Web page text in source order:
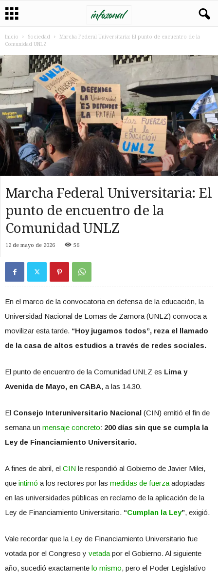
Inicio Sociedad
Marcha Federal Universitaria: El punto de encuentro de la
Comunidad UNLZ
Marcha Federal Universitaria: El
punto de encuentro de la
Comunidad UNLZ
12 de mayo de 2026 56
En el marco de la convocatoria en defensa de la educación, la
Universidad Nacional de Lomas de Zamora (UNLZ) convoca a
movilizar esta tarde. “Hoy jugamos todos”, reza el llamado
de la casa de altos estudios a través de redes sociales.
El punto de encuentro de la Comunidad UNLZ es Lima y
Avenida de Mayo, en CABA, a las 14.30.
El Consejo Interuniversitario Nacional (CIN) emitió el fin de
semana un mensaje concreto: 200 días sin que se cumpla la
Ley de Financiamiento Universitario.
A fines de abril, el CIN le respondió al Gobierno de Javier Milei,
que intimó a los rectores por las medidas de fuerza adoptadas
en las universidades públicas en reclamo de la aplicación de la
Ley de Financiamiento Universitario. “Cumplan la Ley”, exigió.
Vale recordar que la Ley de Financiamiento Universitario fue
votada por el Congreso y vetada por el Gobierno. Al siguiente
año, sucedió exactamente lo mismo, pero el Poder Legislativo